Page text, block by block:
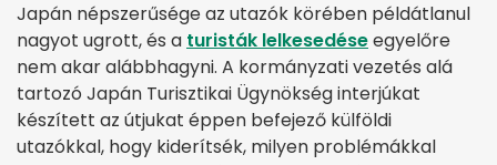
Japán népszerűsége az utazók körében példátlanul
nagyot ugrott, és a turisták lelkesedéseegyelőre
nem akar alábbhagyni. A kormányzati vezetés alá
tartozó Japán Turisztikai Ügynökség interjúkat
készített az útjukat éppen befejező külföldi
utazókkal, hogy kiderítsék, milyen problémákkal